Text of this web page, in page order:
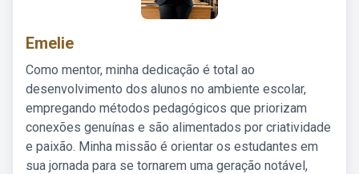
Emelie
Como mentor, minha dedicação é total ao
desenvolvimento dos alunos no ambiente escolar,
empregando métodos pedagógicos que priorizam
conexões genuínas e são alimentados por criatividade
e paixão. Minha missão é orientar os estudantes em
sua jornada para se tornarem uma geração notável,